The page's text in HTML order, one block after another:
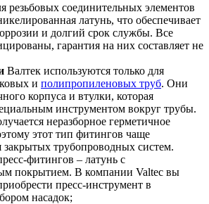
резьбовых соединительных элементов
латунь, что обеспечивает
и долгий срок службы. Все
гарантия на них составляет не
Валтек используются только для
и полипропиленовых труб. Они
корпуса и втулки, которая
инструментом вокруг трубы.
неразборное герметичное
этот тип фитингов чаще
трубопроводных систем.
фитингов – латунь с
покрытием. В компании Valtec вы
пресс-инструмент в
насадок;